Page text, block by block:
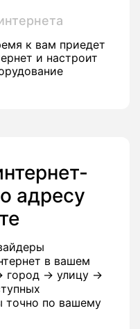
к вам приедет
и настроит
адресу
в вашем
город → улицу →
точно по вашему